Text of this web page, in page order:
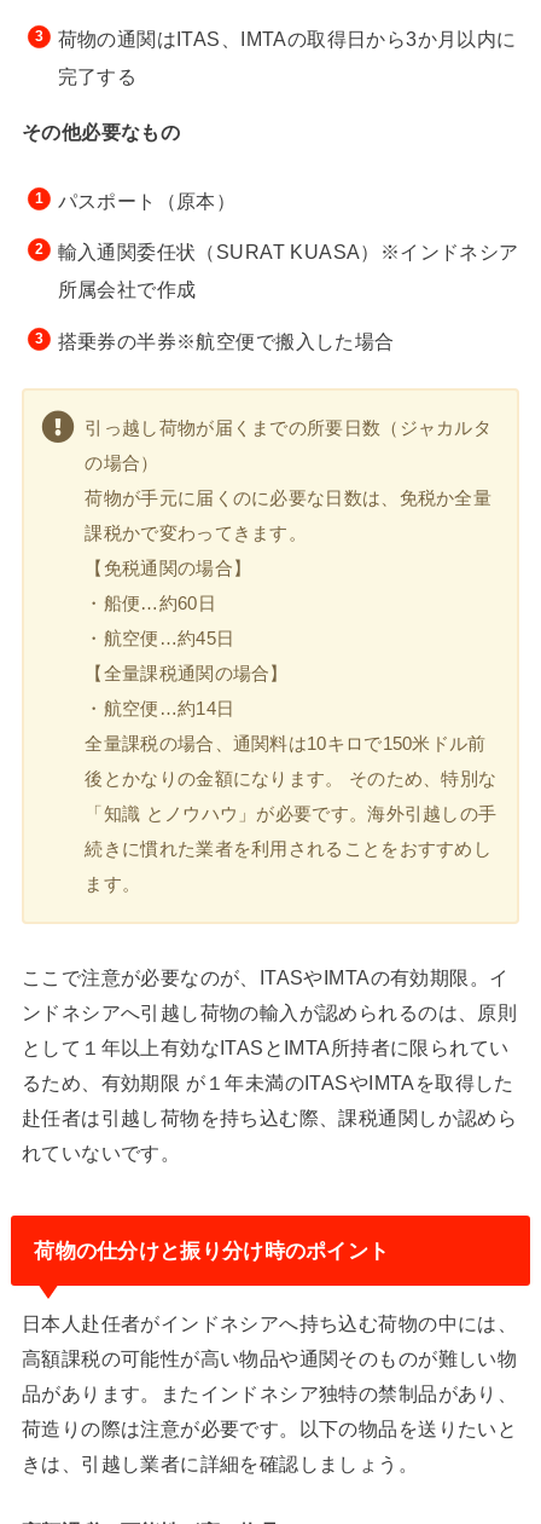
荷物の通関はITAS、IMTAの取得日から3か月以内に
完了する
その他必要なもの
パスポート（原本）
輸入通関委任状（SURAT KUASA）※インドネシア
所属会社で作成
搭乗券の半券※航空便で搬入した場合
引っ越し荷物が届くまでの所要日数（ジャカルタ
の場合）
荷物が手元に届くのに必要な日数は、免税か全量
課税かで変わってきます。
【免税通関の場合】
・船便…約60日
・航空便…約45日
【全量課税通関の場合】
・航空便…約14日
全量課税の場合、通関料は10キロで150米ドル前
後とかなりの金額になります。 そのため、特別な
「知識 とノウハウ」が必要です。海外引越しの手
続きに慣れた業者を利用されることをおすすめし
ます。
ここで注意が必要なのが、ITASやIMTAの有効期限。イ
ンドネシアへ引越し荷物の輸入が認められるのは、原則
として１年以上有効なITASとIMTA所持者に限られてい
るため、有効期限 が１年未満のITASやIMTAを取得した
赴任者は引越し荷物を持ち込む際、課税通関しか認めら
れていないです。
荷物の仕分けと振り分け時のポイント
日本人赴任者がインドネシアへ持ち込む荷物の中には、
高額課税の可能性が高い物品や通関そのものが難しい物
品があります。またインドネシア独特の禁制品があり、
荷造りの際は注意が必要です。以下の物品を送りたいと
きは、引越し業者に詳細を確認しましょう。